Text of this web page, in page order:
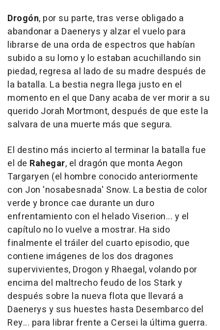
Drogón, por su parte, tras verse obligado a
abandonar a Daenerys y alzar el vuelo para
librarse de una orda de espectros que habían
subido a su lomo y lo estaban acuchillando sin
piedad, regresa al lado de su madre después de
la batalla. La bestia negra llega justo en el
momento en el que Dany acaba de ver morir a su
querido Jorah Mortmont, después de que este la
salvara de una muerte más que segura.
El destino más incierto al terminar la batalla fue
el de Rahegar, el dragón que monta Aegon
Targaryen (el hombre conocido anteriormente
con Jon 'nosabesnada' Snow. La bestia de color
verde y bronce cae durante un duro
enfrentamiento con el helado Viserion... y el
capítulo no lo vuelve a mostrar. Ha sido
finalmente el tráiler del cuarto episodio, que
contiene imágenes de los dos dragones
supervivientes, Drogon y Rhaegal, volando por
encima del maltrecho feudo de los Stark y
después sobre la nueva flota que llevará a
Daenerys y sus huestes hasta Desembarco del
Rey... para librar frente a Cersei la última guerra.